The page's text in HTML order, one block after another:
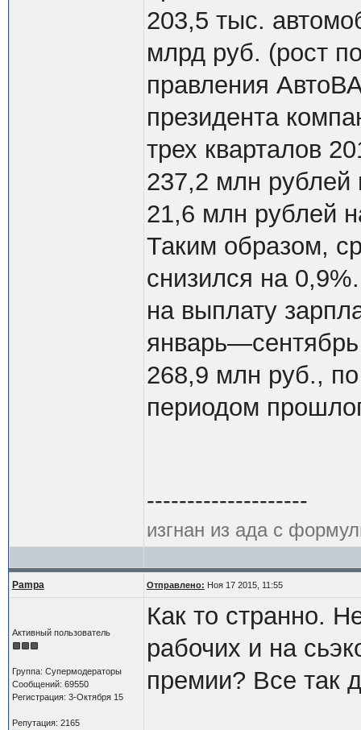
203,5 тыс.
млрд руб. (рост
правления
президента
трех кварталов
237,2 млн
21,6 млн рублей
Таким образом,
снизился на
на выплату
268,9 млн руб.,
периодом
--------------------
изгнан из ада с
Pampa Отправлено: Ноя 17 2015, 11:55
Активный пользователь
Группа: Супермодераторы
Сообщений: 69550
Регистрация: 3-Октября 15
Репутация: 2165
Как то странно.
рабочих и на
премии? Все так